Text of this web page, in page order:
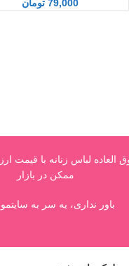
79,000 تومان
لباس زنانه با قیمت
ممکن در بازار
باور نداری، یه سر به